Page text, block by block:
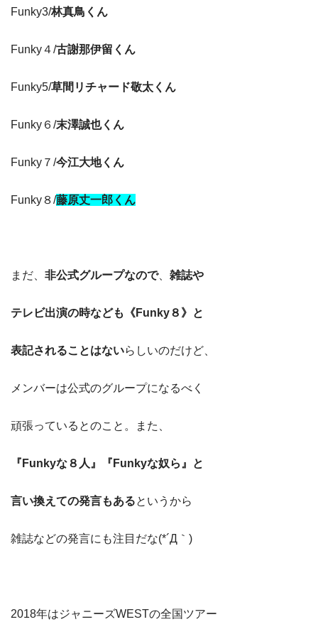
Funky3/林真鳥くん
Funky４/古謝那伊留くん
Funky5/草間リチャード敬太くん
Funky６/末澤誠也くん
Funky７/今江大地くん
Funky８/藤原丈一郎くん
まだ、 非公式グループなので、 雑誌や
テレビ出演の時なども《Funky８》と
表記されることはないらしいのだけど、
メンバーは公式のグループになるべく
頑張っているとのこと。また、
『Funkyな８人』『Funkyな奴ら』と
言い換えての発言もあるというから
雑誌などの発言にも注目だな(*´Д｀)
2018年はジャニーズWESTの全国ツアー